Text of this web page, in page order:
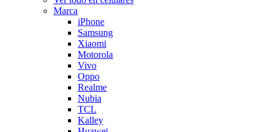
Marca
iPhone
Samsung
Xiaomi
Motorola
Vivo
Oppo
Realme
Nubia
TCL
Kalley